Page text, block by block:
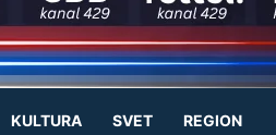
KULTURA SVET REGION